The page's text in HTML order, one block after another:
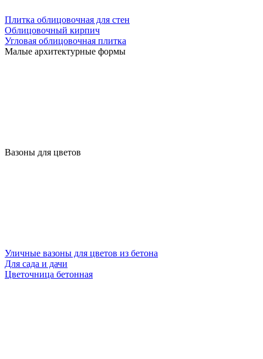
Плитка облицовочная для стен
Облицовочный кирпич
Угловая облицовочная плитка
Малые архитектурные формы
Вазоны для цветов
Уличные вазоны для цветов из бетона
Для сада и дачи
Цветочница бетонная